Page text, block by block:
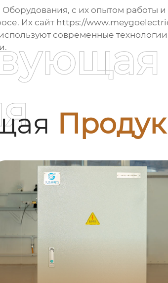
с их опытом работы
Их сайт https://
современные